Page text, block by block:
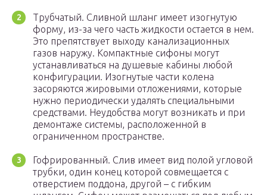
Трубчатый. Сливной шланг имеет изогнутую
форму, из-за чего часть жидкости остается в нем.
Это препятствует выходу канализационных
газов наружу. Компактные сифоны могут
устанавливаться на душевые кабины любой
конфигурации. Изогнутые части колена
засоряются жировыми отложениями, которые
нужно периодически удалять специальными
средствами. Неудобства могут возникать и при
демонтаже системы, расположенной в
ограниченном пространстве.
Гофрированный. Слив имеет вид полой угловой
трубки, один конец которой совмещается с
отверстием поддона, другой – с гибким